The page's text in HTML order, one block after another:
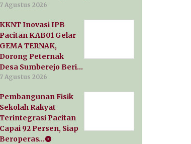
7 Agustus 2026
KKNT Inovasi IPB
Pacitan KAB01 Gelar
GEMA TERNAK,
Dorong Peternak
Desa Sumberejo Beri…
7 Agustus 2026
Pembangunan Fisik
Sekolah Rakyat
Terintegrasi Pacitan
Capai 92 Persen, Siap
Beroperas…